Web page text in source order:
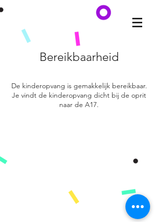
Bereikbaarheid
De kinderopvang is gemakkelijk bereikbaar.
Je vindt de kinderopvang dicht bij de oprit
naar de A17.